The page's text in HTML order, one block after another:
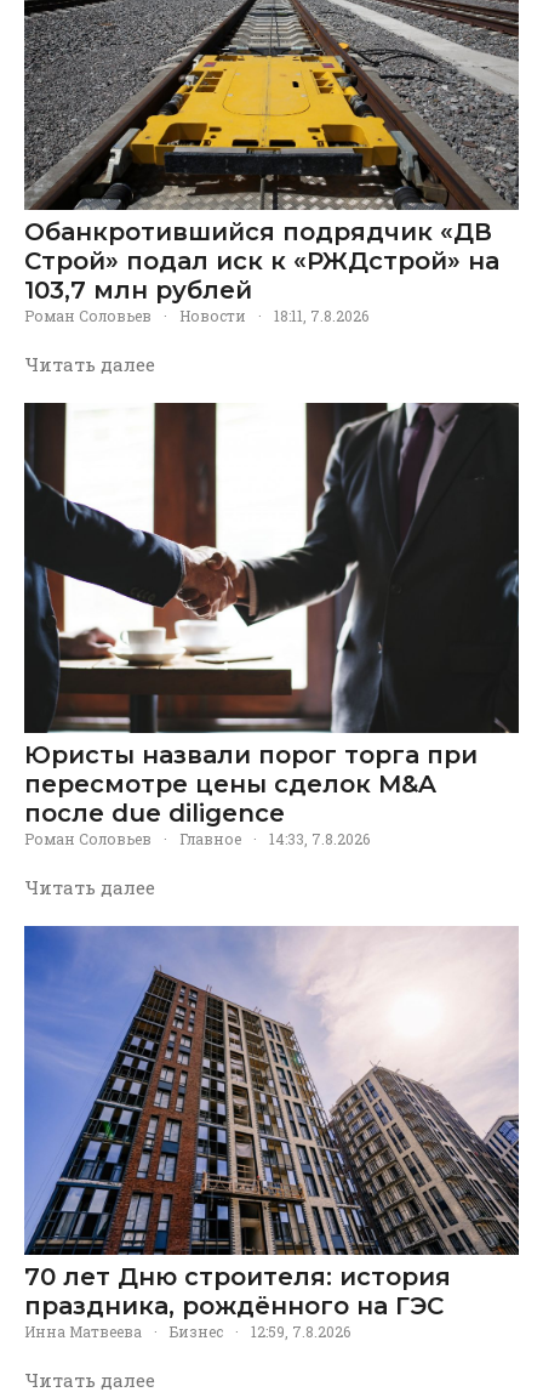
Обанкротившийся подрядчик «ДВ
Строй» подал иск к «РЖДстрой» на
103,7 млн рублей
Роман Соловьев · Новости · 18:11, 7.8.2026
Читать далее
Юристы назвали порог торга при
пересмотре цены сделок M&A
после due diligence
Роман Соловьев · Главное · 14:33, 7.8.2026
Читать далее
70 лет Дню строителя: история
праздника, рождённого на ГЭС
Инна Матвеева · Бизнес · 12:59, 7.8.2026
Читать далее